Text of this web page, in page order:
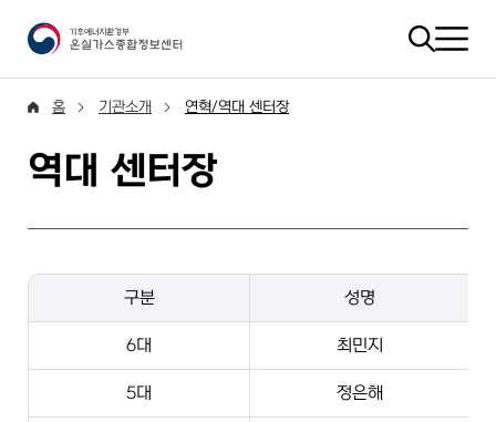
홈 기관소개 연혁/역대 센터장
역대 센터장
구분 성명
6대 최민지
5대 정은해